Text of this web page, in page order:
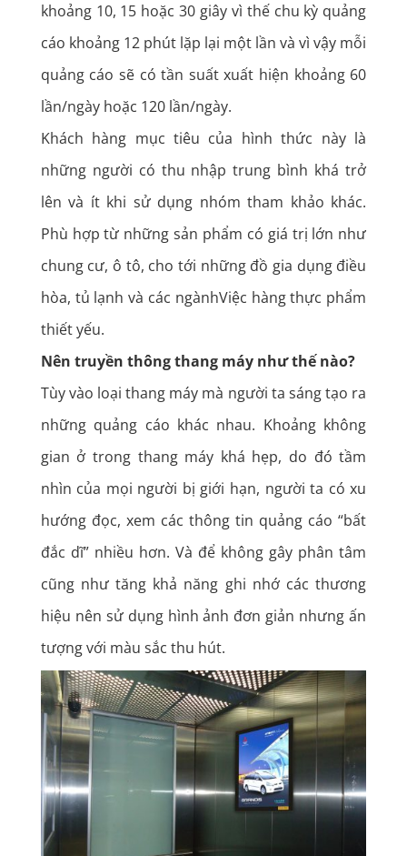
khoảng 10, 15 hoặc 30 giây vì thế chu kỳ quảng
cáo khoảng 12 phút lặp lại một lần và vì vậy mỗi
quảng cáo sẽ có tần suất xuất hiện khoảng 60
lần/ngày hoặc 120 lần/ngày.
Khách hàng mục tiêu của hình thức này là
những người có thu nhập trung bình khá trở
lên và ít khi sử dụng nhóm tham khảo khác.
Phù hợp từ những sản phẩm có giá trị lớn như
chung cư, ô tô, cho tới những đồ gia dụng điều
hòa, tủ lạnh và các ngànhViệc hàng thực phẩm
thiết yếu.
Nên truyền thông thang máy như thế nào?
Tùy vào loại thang máy mà người ta sáng tạo ra
những quảng cáo khác nhau. Khoảng không
gian ở trong thang máy khá hẹp, do đó tầm
nhìn của mọi người bị giới hạn, người ta có xu
hướng đọc, xem các thông tin quảng cáo “bất
đắc dĩ” nhiều hơn. Và để không gây phân tâm
cũng như tăng khả năng ghi nhớ các thương
hiệu nên sử dụng hình ảnh đơn giản nhưng ấn
tượng với màu sắc thu hút.